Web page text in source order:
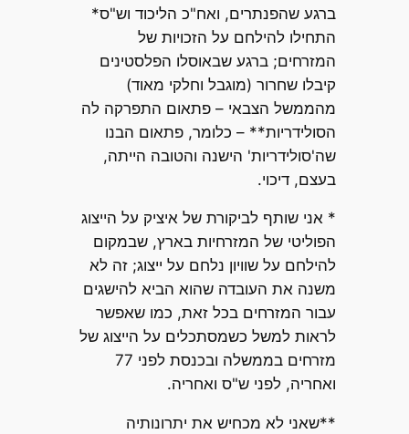
ברגע שהפנתרים, ואח"כ הליכוד וש"ס*
התחילו להילחם על הזכויות של
המזרחים; ברגע שבאוסלו הפלסטינים
קיבלו שחרור (מוגבל וחלקי מאוד)
מהממשל הצבאי – פתאום התפרקה לה
הסולידריות** – כלומר, פתאום הבנו
שה'סולידריות' הישנה והטובה הייתה,
בעצם, דיכוי.
* אני שותף לביקורת של איציק על הייצוג
הפוליטי של המזרחיות בארץ, שבמקום
להילחם על שוויון נלחם על ייצוג; זה לא
משנה את העובדה שהוא הביא להישגים
עבור המזרחים בכל זאת, כמו שאפשר
לראות למשל כשמסתכלים על הייצוג של
מזרחים בממשלה ובכנסת לפני 77
ואחריה, לפני ש"ס ואחריה.
**שאני לא מכחיש את יתרונותיה